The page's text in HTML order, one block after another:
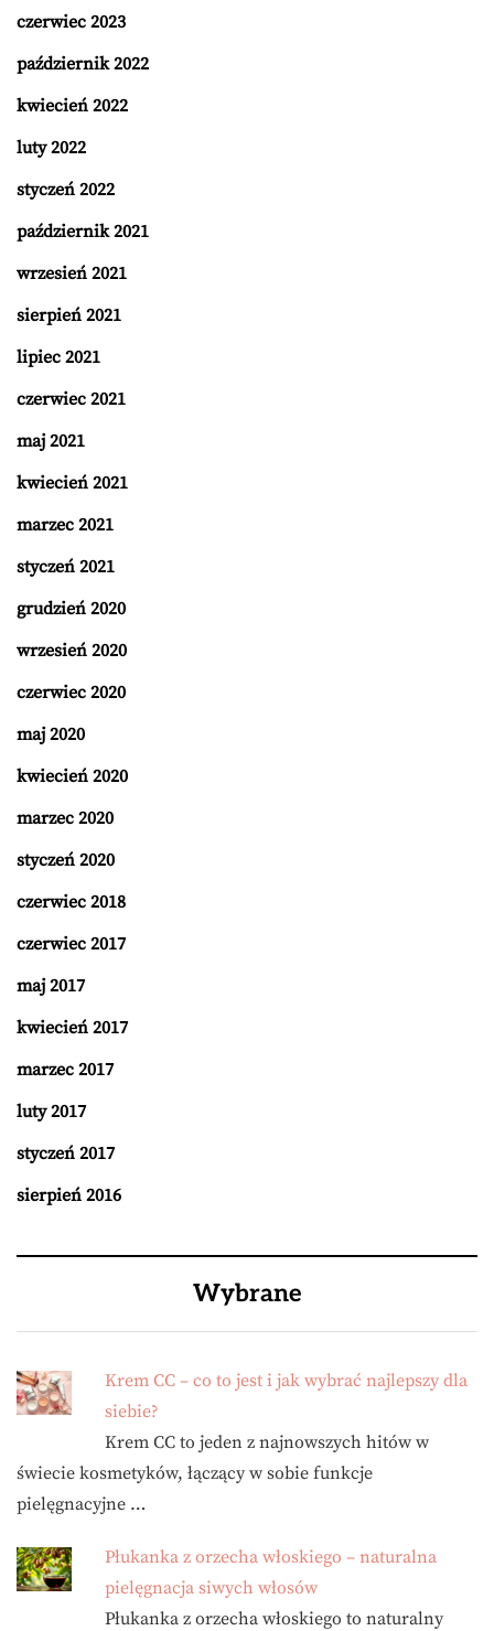
czerwiec 2023
październik 2022
kwiecień 2022
luty 2022
styczeń 2022
październik 2021
wrzesień 2021
sierpień 2021
lipiec 2021
czerwiec 2021
maj 2021
kwiecień 2021
marzec 2021
styczeń 2021
grudzień 2020
wrzesień 2020
czerwiec 2020
maj 2020
kwiecień 2020
marzec 2020
styczeń 2020
czerwiec 2018
czerwiec 2017
maj 2017
kwiecień 2017
marzec 2017
luty 2017
styczeń 2017
sierpień 2016
Wybrane
Krem CC – co to jest i jak wybrać najlepszy dla
siebie?
Krem CC to jeden z najnowszych hitów w
świecie kosmetyków, łączący w sobie funkcje
pielęgnacyjne …
Płukanka z orzecha włoskiego – naturalna
pielęgnacja siwych włosów
Płukanka z orzecha włoskiego to naturalny